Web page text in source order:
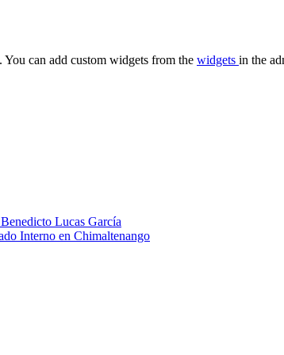
can add custom widgets from the widgets in the
Lucas García
Interno en Chimaltenango